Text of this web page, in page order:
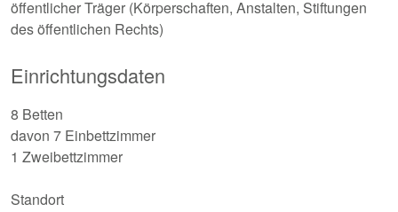
öffentlicher Träger (Körperschaften, Anstalten, Stiftungen
des öffentlichen Rechts)
Einrichtungsdaten
8 Betten
davon 7 Einbettzimmer
1 Zweibettzimmer
Standort